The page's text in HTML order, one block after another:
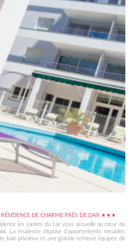
RÉSIDENCE DE CHARME PRÈS DE DAX ★★★
les Jardins du Lac vous accueille au cœur du
La résidence dispose d’appartements meublés,
bain privative et une grande terrasse équipée de